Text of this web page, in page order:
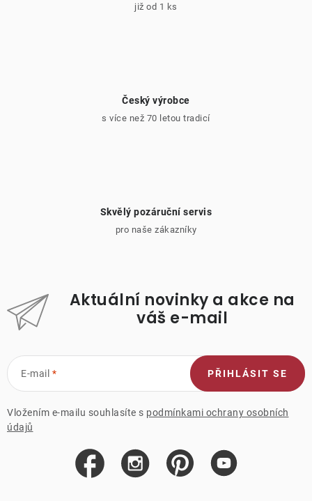
již od 1 ks
Český výrobce
s více než 70 letou tradicí
Skvělý pozáruční servis
pro naše zákazníky
Aktuální novinky a akce na
váš e-mail
E-mail
Vložením e-mailu souhlasíte s podmínkami ochrany osobních
údajů
PŘIHLÁSIT SE